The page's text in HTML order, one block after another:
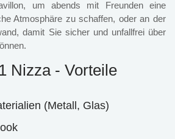
um abends mit Freunden eine
Atmosphäre zu schaffen, oder an der
damit Sie sicher und unfallfrei über
Nizza - Vorteile
(Metall, Glas)